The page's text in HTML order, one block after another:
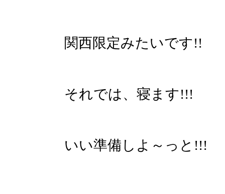
関西限定みたいです!!
それでは、寝ます!!!
いい準備しよ～っと!!!